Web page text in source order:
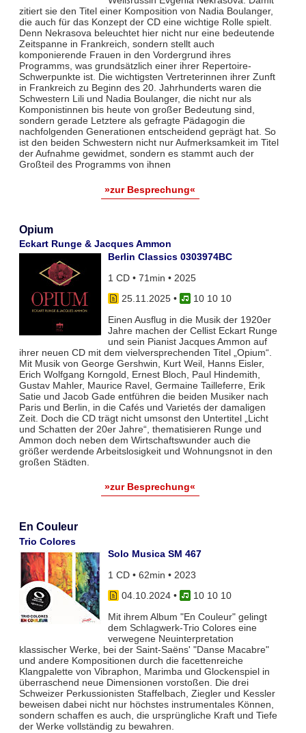
zitiert sie den Titel einer Komposition von Nadia Boulanger,
die auch für das Konzept der CD eine wichtige Rolle spielt.
Denn Nekrasova beleuchtet hier nicht nur eine bedeutende
Zeitspanne in Frankreich, sondern stellt auch
komponierende Frauen in den Vordergrund ihres
Programms, was grundsätzlich einer ihrer Repertoire-
Schwerpunkte ist. Die wichtigsten Vertreterinnen ihrer Zunft
in Frankreich zu Beginn des 20. Jahrhunderts waren die
Schwestern Lili und Nadia Boulanger, die nicht nur als
Komponistinnen bis heute von großer Bedeutung sind,
sondern gerade Letztere als gefragte Pädagogin die
nachfolgenden Generationen entscheidend geprägt hat. So
ist den beiden Schwestern nicht nur Aufmerksamkeit im Titel
der Aufnahme gewidmet, sondern es stammt auch der
Großteil des Programms von ihnen
»zur Besprechung«
Opium
Eckart Runge & Jacques Ammon
Berlin Classics 0303974BC
1 CD • 71min • 2025
25.11.2025•
10 10 10
Einen Ausflug in die Musik der 1920er
Jahre machen der Cellist Eckart Runge
und sein Pianist Jacques Ammon auf
ihrer neuen CD mit dem vielversprechenden Titel „Opium“.
Mit Musik von George Gershwin, Kurt Weil, Hanns Eisler,
Erich Wolfgang Korngold, Ernest Bloch, Paul Hindemith,
Gustav Mahler, Maurice Ravel, Germaine Tailleferre, Erik
Satie und Jacob Gade entführen die beiden Musiker nach
Paris und Berlin, in die Cafés und Varietés der damaligen
Zeit. Doch die CD trägt nicht umsonst den Untertitel „Licht
und Schatten der 20er Jahre“, thematisieren Runge und
Ammon doch neben dem Wirtschaftswunder auch die
größer werdende Arbeitslosigkeit und Wohnungsnot in den
großen Städten.
»zur Besprechung«
En Couleur
Trio Colores
Solo Musica SM 467
1 CD • 62min • 2023
04.10.2024•
10 10 10
Mit ihrem Album "En Couleur" gelingt
dem Schlagwerk-Trio Colores eine
verwegene Neuinterpretation
klassischer Werke, bei der Saint-Saëns' "Danse Macabre"
und andere Kompositionen durch die facettenreiche
Klangpalette von Vibraphon, Marimba und Glockenspiel in
überraschend neue Dimensionen vorstoßen. Die drei
Schweizer Perkussionisten Staffelbach, Ziegler und Kessler
beweisen dabei nicht nur höchstes instrumentales Können,
sondern schaffen es auch, die ursprüngliche Kraft und Tiefe
der Werke vollständig zu bewahren.